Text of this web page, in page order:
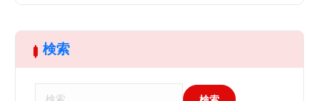
検索